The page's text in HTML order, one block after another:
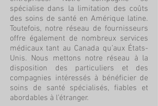
spécialise dans la limitation des coûts
des soins de santé en Amérique latine.
Toutefois, notre réseau de fournisseurs
offre également de nombreux services
médicaux tant au Canada qu’aux États-
Unis. Nous mettons notre réseau à la
disposition des particuliers et des
compagnies intéressés à bénéficier de
soins de santé spécialisés, fiables et
abordables à l’étranger.